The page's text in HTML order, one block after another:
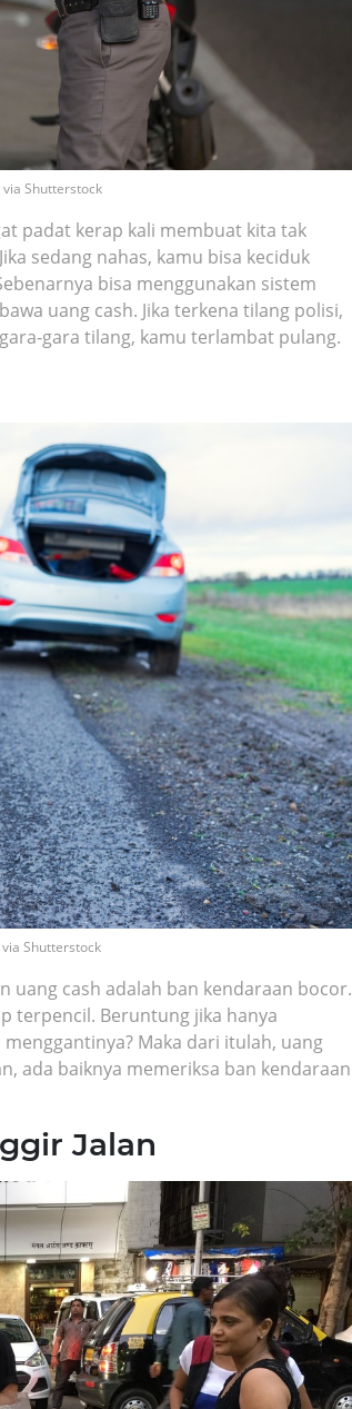
Shutterstock
padat kerap kali membuat kita tak
sedang nahas, kamu bisa keciduk
bisa menggunakan sistem
uang cash. Jika terkena tilang polisi,
gara tilang, kamu terlambat pulang.
Shutterstock
uang cash adalah ban kendaraan bocor.
terpencil. Beruntung jika hanya
Maka dari itulah, uang
ada baiknya memeriksa ban kendaraan
Jalan